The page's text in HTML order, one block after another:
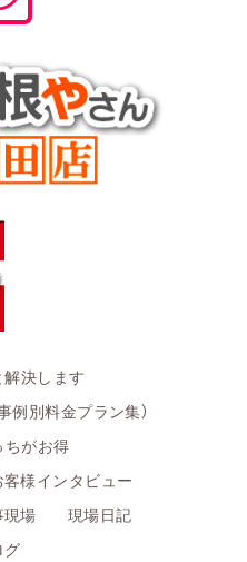
決します
例別料金プラン集）
ちがお得
客様インタビュー
場
現場日記
グ